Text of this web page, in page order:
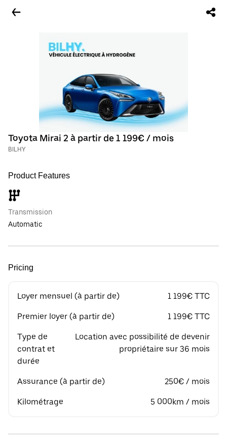
Toyota Mirai 2 à partir de 1 199€ / mois
BILHY
Product Features
Transmission
Automatic
Pricing
Loyer mensuel (à partir de) 1 199€ TTC
Premier loyer (à partir de) 1 199€ TTC
Type de
contrat et
durée
Location avec possibilité de devenir
propriétaire sur 36 mois
Assurance (à partir de) 250€ / mois
Kilométrage 5 000km / mois